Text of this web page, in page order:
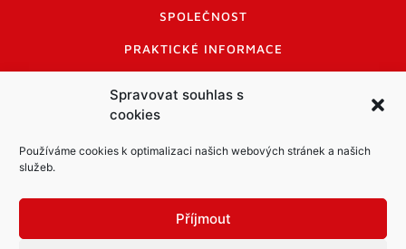
Spravovat souhlas s
cookies
Používáme cookies k optimalizaci našich webových stránek a našich
služeb.
Příjmout
SPOLEČNOST
PRAKTICKÉ INFORMACE
INFORMACE A KODEX DISKUTUJÍCÍCH
LOGO A LOGO MANUÁL